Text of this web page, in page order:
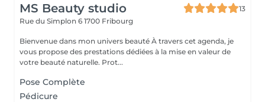
MS Beauty studio
13
Rue du Simplon 6 1700 Fribourg
Bienvenue dans mon univers beauté À travers cet agenda, je
vous propose des prestations dédiées à la mise en valeur de
votre beauté naturelle. Prot...
Pose Complète
Pédicure